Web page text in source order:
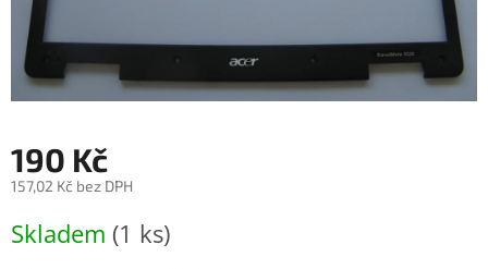
190 Kč
157,02 Kč bez DPH
cena:
Skladem (1 ks)